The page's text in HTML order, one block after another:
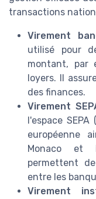
transactions
Virement
utilisé pour
montant, par
loyers. Il
des finances.
Virement
l'espace
européenne
Monaco et
permettent
entre les
Virement